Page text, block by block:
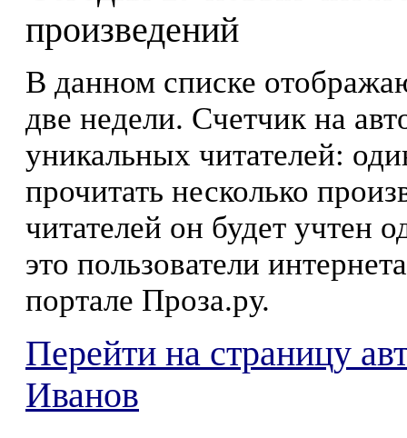
произведений
В данном списке
две недели. Счетчик на
уникальных читателей:
прочитать несколько
читателей он будет учтен
это пользователи
портале Проза.ру.
Перейти на страницу
Иванов